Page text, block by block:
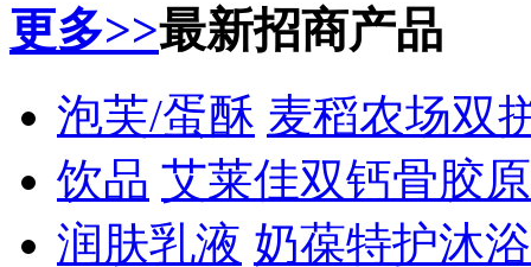
更多>>最新招商产品
泡芙/蛋酥 麦稻农场双
饮品 艾莱佳双钙骨胶
润肤乳液 奶葆特护沐